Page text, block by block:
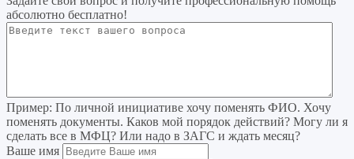
абсолютно бесплатно!
Пример: По личной инициативе хочу поменять ФИО. Хочу
поменять документы. Каков мой порядок действий? Могу ли я
сделать все в МФЦ? Или надо в ЗАГС и ждать месяц?
Ваше имя